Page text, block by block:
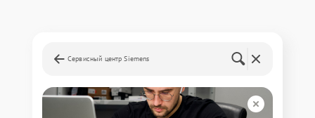
Сервисный центр Siemens